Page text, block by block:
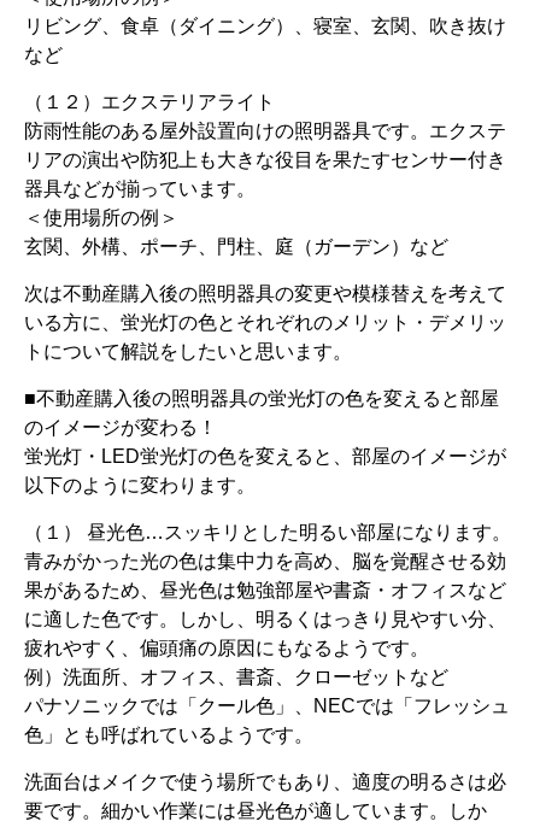
リビング、食卓（ダイニング）、寝室、玄関、吹き抜け
など
（１２）エクステリアライト
防雨性能のある屋外設置向けの照明器具です。エクステ
リアの演出や防犯上も大きな役目を果たすセンサー付き
器具などが揃っています。
＜使用場所の例＞
玄関、外構、ポーチ、門柱、庭（ガーデン）など
次は不動産購入後の照明器具の変更や模様替えを考えて
いる方に、蛍光灯の色とそれぞれのメリット・デメリッ
トについて解説をしたいと思います。
■不動産購入後の照明器具の蛍光灯の色を変えると部屋
のイメージが変わる！
蛍光灯・LED蛍光灯の色を変えると、部屋のイメージが
以下のように変わります。
（１） 昼光色…スッキリとした明るい部屋になります。
青みがかった光の色は集中力を高め、脳を覚醒させる効
果があるため、昼光色は勉強部屋や書斎・オフィスなど
に適した色です。しかし、明るくはっきり見やすい分、
疲れやすく、偏頭痛の原因にもなるようです。
例）洗面所、オフィス、書斎、クローゼットなど
パナソニックでは「クール色」、NECでは「フレッシュ
色」とも呼ばれているようです。
洗面台はメイクで使う場所でもあり、適度の明るさは必
要です。細かい作業には昼光色が適しています。しか